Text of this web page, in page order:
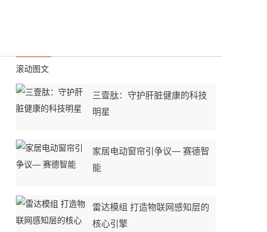
滚动图文
三壹肽：守护肝脏健康的科技
明星
家居电动窗帘引争议— 赛德智
能
雷达模组 打造物联网感知层的
核心引擎